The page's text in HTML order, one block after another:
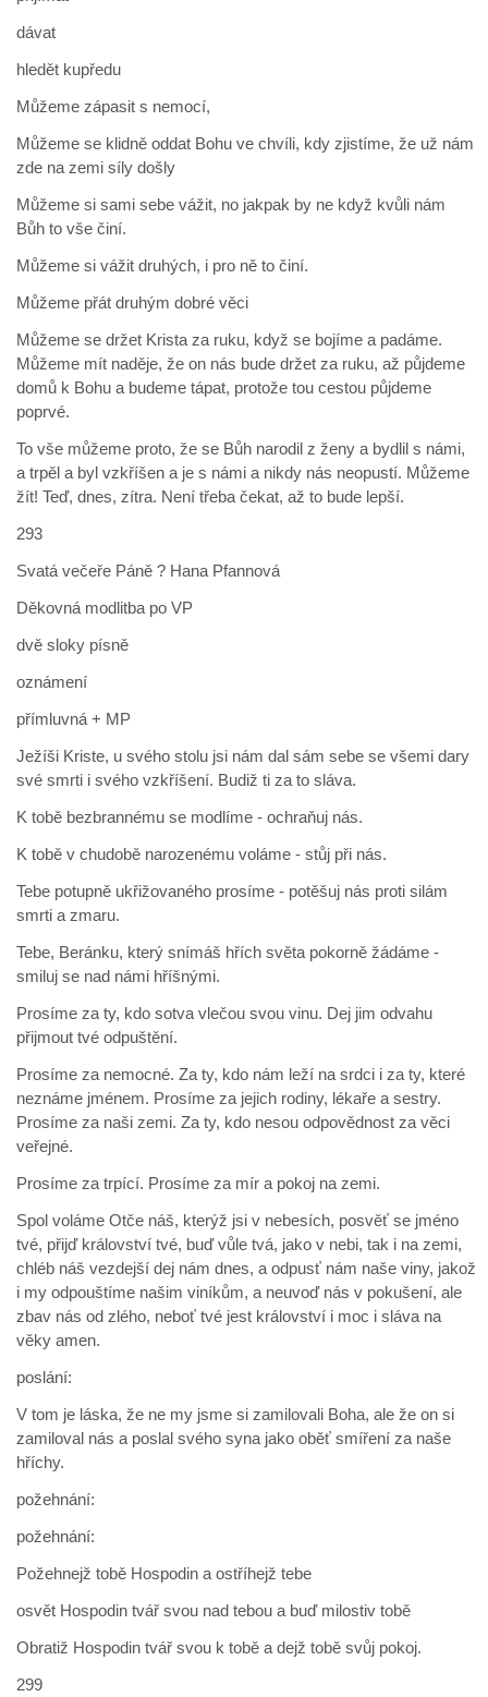
dávat
hledět kupředu
Můžeme zápasit s nemocí,
Můžeme se klidně oddat Bohu ve chvíli, kdy zjistíme, že už nám
zde na zemi síly došly
Můžeme si sami sebe vážit, no jakpak by ne když kvůli nám
Bůh to vše činí.
Můžeme si vážit druhých, i pro ně to činí.
Můžeme přát druhým dobré věci
Můžeme se držet Krista za ruku, když se bojíme a padáme.
Můžeme mít naděje, že on nás bude držet za ruku, až půjdeme
domů k Bohu a budeme tápat, protože tou cestou půjdeme
poprvé.
To vše můžeme proto, že se Bůh narodil z ženy a bydlil s námi,
a trpěl a byl vzkříšen a je s námi a nikdy nás neopustí. Můžeme
žít! Teď, dnes, zítra. Není třeba čekat, až to bude lepší.
293
Svatá večeře Páně ? Hana Pfannová
Děkovná modlitba po VP
dvě sloky písně
oznámení
přímluvná + MP
Ježíši Kriste, u svého stolu jsi nám dal sám sebe se všemi dary
své smrti i svého vzkříšení. Budiž ti za to sláva.
K tobě bezbrannému se modlíme - ochraňuj nás.
K tobě v chudobě narozenému voláme - stůj při nás.
Tebe potupně ukřižovaného prosíme - potěšuj nás proti silám
smrti a zmaru.
Tebe, Beránku, který snímáš hřích světa pokorně žádáme -
smiluj se nad námi hříšnými.
Prosíme za ty, kdo sotva vlečou svou vinu. Dej jim odvahu
přijmout tvé odpuštění.
Prosíme za nemocné. Za ty, kdo nám leží na srdci i za ty, které
neznáme jménem. Prosíme za jejich rodiny, lékaře a sestry.
Prosíme za naši zemi. Za ty, kdo nesou odpovědnost za věci
veřejné.
Prosíme za trpící. Prosíme za mír a pokoj na zemi.
Spol voláme Otče náš, kterýž jsi v nebesích, posvěť se jméno
tvé, přijď království tvé, buď vůle tvá, jako v nebi, tak i na zemi,
chléb náš vezdejší dej nám dnes, a odpusť nám naše viny, jakož
i my odpouštíme našim viníkům, a neuvoď nás v pokušení, ale
zbav nás od zlého, neboť tvé jest království i moc i sláva na
věky amen.
poslání:
V tom je láska, že ne my jsme si zamilovali Boha, ale že on si
zamiloval nás a poslal svého syna jako oběť smíření za naše
hříchy.
požehnání:
požehnání:
Požehnejž tobě Hospodin a ostříhejž tebe
osvět Hospodin tvář svou nad tebou a buď milostiv tobě
Obratiž Hospodin tvář svou k tobě a dejž tobě svůj pokoj.
299